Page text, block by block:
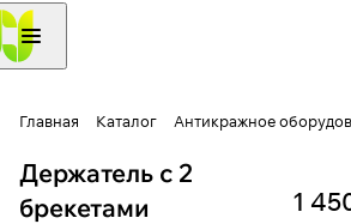
Главная Каталог Антикражное
Держатель с 2
брекетами
1